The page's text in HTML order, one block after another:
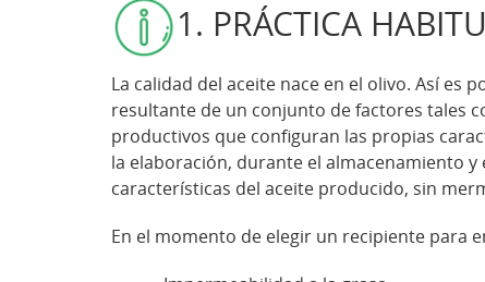
1. PRÁCTICA
La calidad del aceite nace en el olivo. Así es
resultante de un conjunto de factores tales
productivos que configuran las propias
la elaboración, durante el almacenamiento
características del aceite producido, sin
En el momento de elegir un recipiente para